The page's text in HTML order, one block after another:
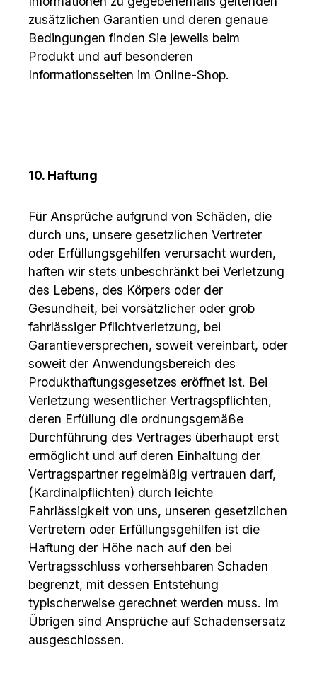
zusätzlichen Garantien und deren genaue
Bedingungen finden Sie jeweils beim
Produkt und auf besonderen
Informationsseiten im Online-Shop.
10. Haftung
Für Ansprüche aufgrund von Schäden, die
durch uns, unsere gesetzlichen Vertreter
oder Erfüllungsgehilfen verursacht wurden,
haften wir stets unbeschränkt bei Verletzung
des Lebens, des Körpers oder der
Gesundheit, bei vorsätzlicher oder grob
fahrlässiger Pflichtverletzung, bei
Garantieversprechen, soweit vereinbart, oder
soweit der Anwendungsbereich des
Produkthaftungsgesetzes eröffnet ist. Bei
Verletzung wesentlicher Vertragspflichten,
deren Erfüllung die ordnungsgemäße
Durchführung des Vertrages überhaupt erst
ermöglicht und auf deren Einhaltung der
Vertragspartner regelmäßig vertrauen darf,
(Kardinalpflichten) durch leichte
Fahrlässigkeit von uns, unseren gesetzlichen
Vertretern oder Erfüllungsgehilfen ist die
Haftung der Höhe nach auf den bei
Vertragsschluss vorhersehbaren Schaden
begrenzt, mit dessen Entstehung
typischerweise gerechnet werden muss. Im
Übrigen sind Ansprüche auf Schadensersatz
ausgeschlossen.